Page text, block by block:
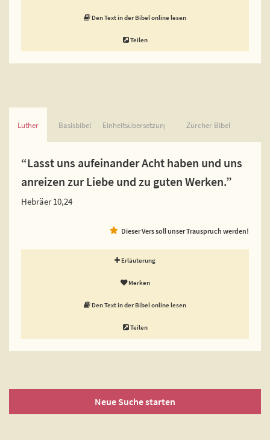
Den Text in der Bibel online lesen
Teilen
Luther Basisbibel Einheitsübersetzung Zürcher Bibel
“Lasst uns aufeinander Acht haben und uns
anreizen zur Liebe und zu guten Werken.”
Hebräer 10,24
Dieser Vers soll unser Trauspruch werden!
Erläuterung
Merken
Den Text in der Bibel online lesen
Teilen
Neue Suche starten